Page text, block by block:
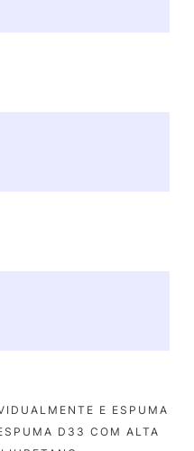
E ESPUMA
D33 COM ALTA